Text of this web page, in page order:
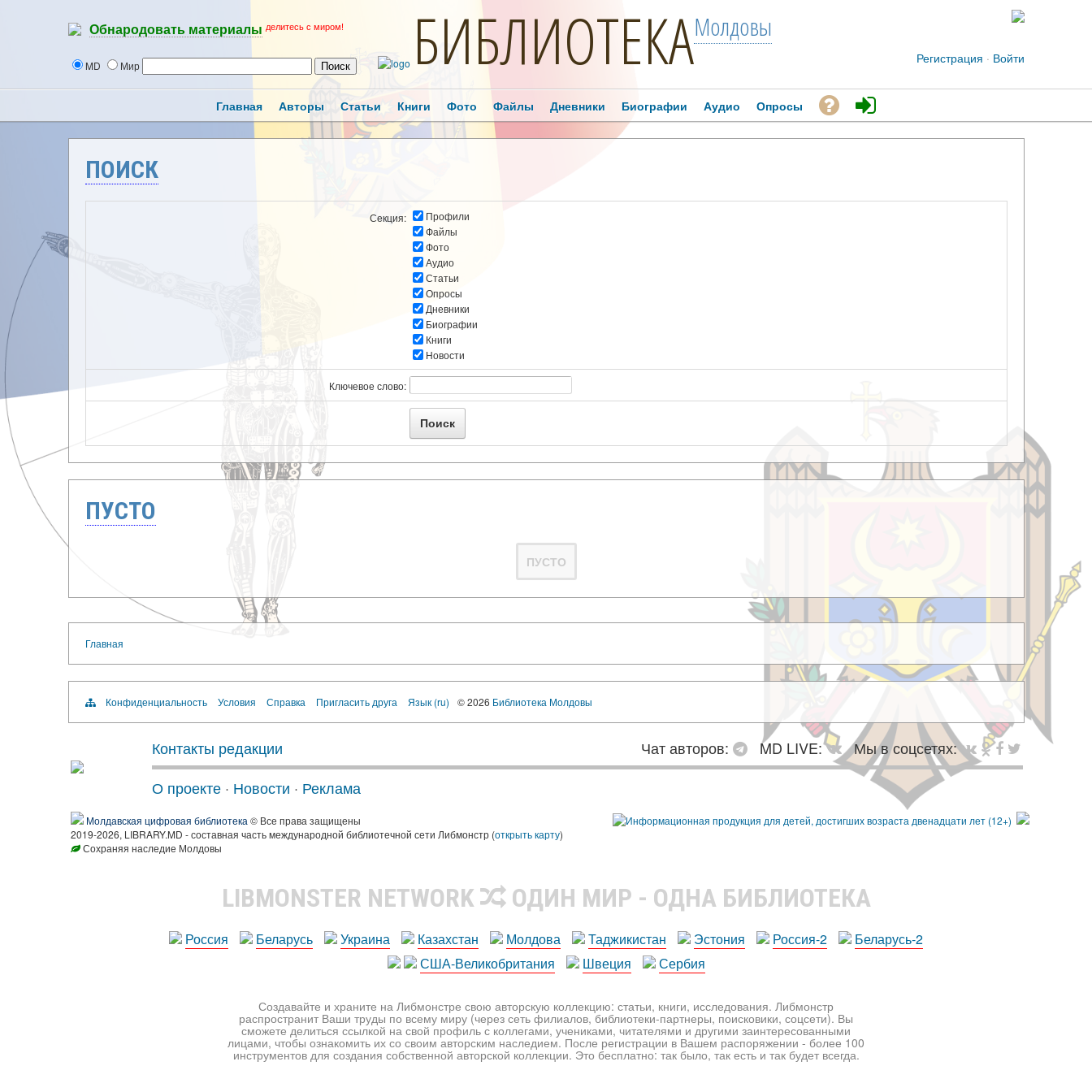
Обнародовать материалы делитесь с миром!
MD Мир БИБЛИОТЕКАМолдовы
Регистрация · Войти
Главная Авторы Статьи Книги Фото Файлы Дневники Биографии Аудио Опросы
ПОИСК
Секция:
Профили
Файлы
Фото
Аудио
Статьи
Опросы
Дневники
Биографии
Книги
Новости
Ключевое слово:
ПУСТО
ПУСТО
Главная
Конфиденциальность Условия Справка Пригласить друга Язык (ru) © 2026 Библиотека Молдовы
Контакты редакции Чат авторов: MD LIVE:
Мы в соцсетях:
О проекте · Новости · Реклама
Молдавская цифровая библиотека © Все права защищены
2019-2026, LIBRARY.MD - составная часть международной библиотечной сети Либмонстр (открыть карту)
Сохраняя наследие Молдовы
LIBMONSTER NETWORK ОДИН МИР - ОДНА БИБЛИОТЕКА
Россия Беларусь Украина Казахстан Молдова Таджикистан Эстония Россия-2
Беларусь-2
США-Великобритания
Швеция Сербия
Создавайте и храните на Либмонстре свою авторскую коллекцию: статьи, книги, исследования. Либмонстр
распространит Ваши труды по всему миру (через сеть филиалов, библиотеки-партнеры, поисковики, соцсети). Вы
сможете делиться ссылкой на свой профиль с коллегами, учениками, читателями и другими заинтересованными
лицами, чтобы ознакомить их со своим авторским наследием. После регистрации в Вашем распоряжении - более 100
инструментов для создания собственной авторской коллекции. Это бесплатно: так было, так есть и так будет всегда.